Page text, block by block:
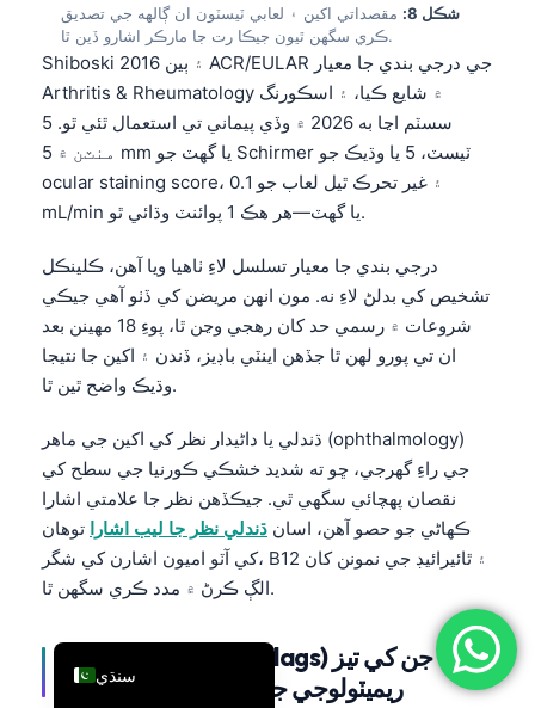
شڪل 8:
مقصداتي اکين ۽ لعابي ٽيسٽون ان ڳالهه جي تصديق
ڪري سگهن ٿيون جيڪا رت جا مارڪر اشارو ڏين ٿا.
Shiboski ۽ ٻين 2016 ACR/EULAR جي درجي بندي جا معيار
Arthritis & Rheumatology ۾ شايع ڪيا، ۽ اسڪورنگ
سسٽم اڃا به 2026 ۾ وڏي پيماني تي استعمال ٿئي ٿو. 5
منٽن ۾ 5 mm يا گهٽ جو Schirmer ٽيسٽ، 5 يا وڌيڪ جو
ocular staining score، ۽ غير تحرڪ ٿيل لعاب جو 0.1
mL/min يا گهٽ—هر هڪ 1 پوائنٽ وڌائي ٿو.
درجي بندي جا معيار تسلسل لاءِ ٺاهيا ويا آهن، ڪلينڪل
تشخيص کي بدلڻ لاءِ نه. مون انهن مريضن کي ڏٺو آهي جيڪي
شروعات ۾ رسمي حد کان رهجي وڃن ٿا، پوءِ 18 مهينن بعد
ان تي پورو لهن ٿا جڏهن اينٽي باڊيز، ڏندن ۽ اکين جا نتيجا
وڌيڪ واضح ٿين ٿا.
ڌندلي يا داڻيدار نظر کي اکين جي ماهر (ophthalmology)
جي راءِ گهرجي، ڇو ته شديد خشڪي ڪورنيا جي سطح کي
نقصان پهچائي سگهي ٿي. جيڪڏهن نظر جا علامتي اشارا
ڪهاڻي جو حصو آهن، اسان ڌندلي نظر جا ليب اشارا توهان
کي آٽو اميون اشارن کي شگر، B12 ۽ ٿائيرائيڊ جي نمونن کان
الڳ ڪرڻ ۾ مدد ڪري سگهن ٿا.
ريميٽولوجي جائزي جي ضرورت آهي
سنڌي
Deutsch
العربية
Français
עִבְרִית
Italiano
Español
Português
Ελληνικά
Türkçe
简体中文
فارسی
Български
Dansk
Nederlands